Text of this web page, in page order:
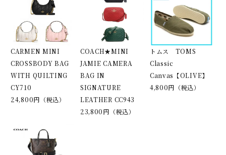
CARMEN MINI
CROSSBODY BAG
WITH QUILTING
CY710
24,800円（税込）
COACH★MINI
JAMIE CAMERA
BAG IN
SIGNATURE
LEATHER CC943
23,800円（税込）
トムス TOMS
Classic
Canvas【OLIVE】
4,800円（税込）